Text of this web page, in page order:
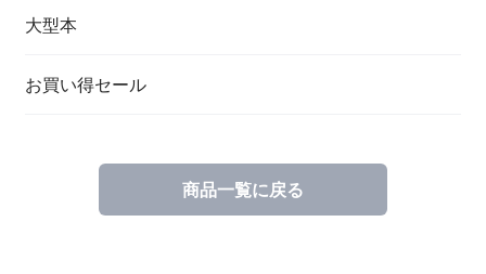
大型本
お買い得セール
商品一覧に戻る